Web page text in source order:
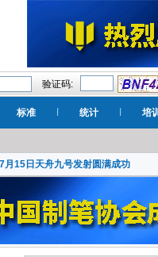
验证码:
标准 统计 培
月15日天舟九号发射圆满成功